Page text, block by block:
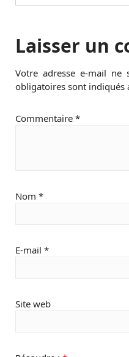
Laisser un
Votre adresse e-mail ne
obligatoires sont indiqués
Commentaire *
Nom *
E-mail *
Site web